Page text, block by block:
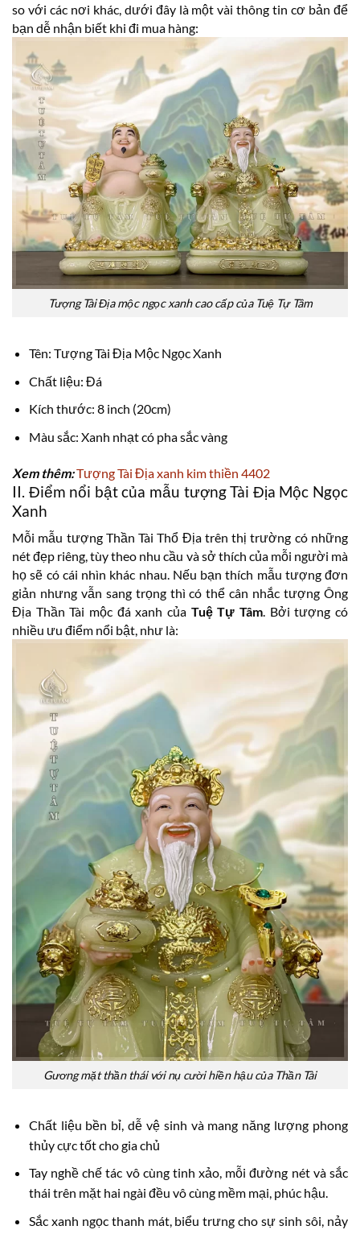
so với các nơi khác, dưới đây là một vài thông tin cơ bản để
bạn dễ nhận biết khi đi mua hàng:
Tượng Tài Địa mộc ngọc xanh cao cấp của Tuệ Tự Tâm
Tên: Tượng Tài Địa Mộc Ngọc Xanh
Chất liệu: Đá
Kích thước: 8 inch (20cm)
Màu sắc: Xanh nhạt có pha sắc vàng
Xem thêm:Tượng Tài Địa xanh kim thiền 4402
II. Điểm nổi bật của mẫu tượng Tài Địa Mộc Ngọc
Xanh
Mỗi mẫu tượng Thần Tài Thổ Địa trên thị trường có những
nét đẹp riêng, tùy theo nhu cầu và sở thích của mỗi người mà
họ sẽ có cái nhìn khác nhau. Nếu bạn thích mẫu tượng đơn
giản nhưng vẫn sang trọng thì có thể cân nhắc tượng Ông
Địa Thần Tài mộc đá xanh của Tuệ Tự Tâm. Bởi tượng có
nhiều ưu điểm nổi bật, như là:
Gương mặt thần thái với nụ cười hiền hậu của Thần Tài
Chất liệu bền bỉ, dễ vệ sinh và mang năng lượng phong
thủy cực tốt cho gia chủ
Tay nghề chế tác vô cùng tinh xảo, mỗi đường nét và sắc
thái trên mặt hai ngài đều vô cùng mềm mại, phúc hậu.
Sắc xanh ngọc thanh mát, biểu trưng cho sự sinh sôi, nảy